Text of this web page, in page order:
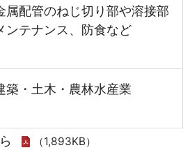
属配管のねじ切り部や溶接部
ンテナンス、防食など
築・土木・農林水産業
（1,893KB）